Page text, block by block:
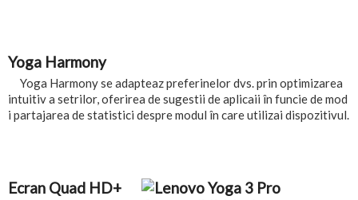
Yoga Harmony
Yoga Harmony se adapteaz preferinelor dvs. prin optimizarea
intuitiv a setrilor, oferirea de sugestii de aplicaii în funcie de mod
i partajarea de statistici despre modul în care utilizai dispozitivul.
Ecran Quad HD+